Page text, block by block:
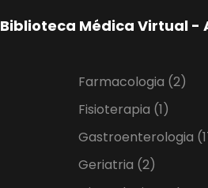
Biblioteca Médica Virtual -
Farmacologia (2)
Fisioterapia (1)
Gastroenterologia
Geriatria (2)